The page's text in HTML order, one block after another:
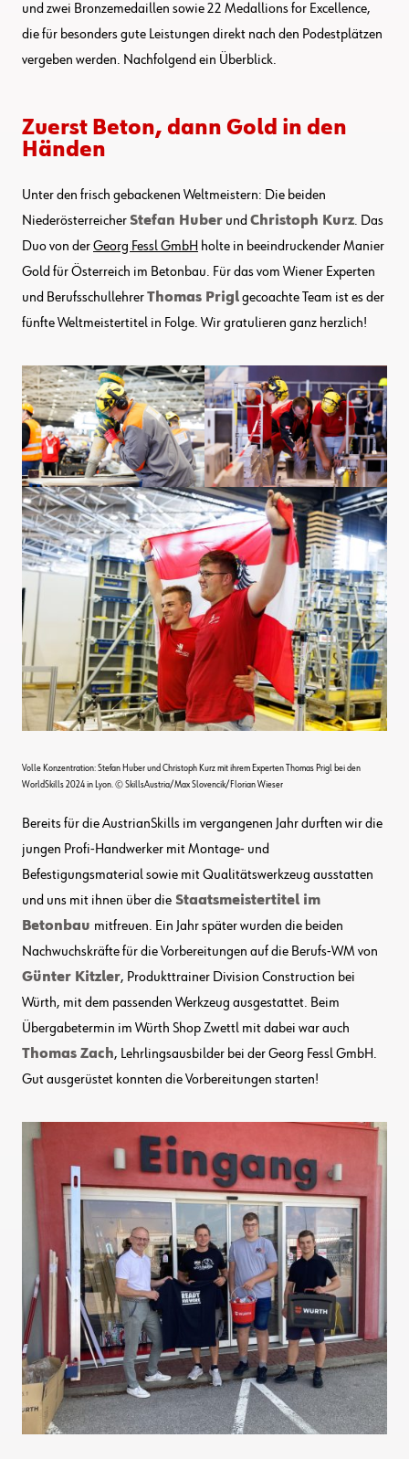
und zwei Bronzemedaillen sowie 22 Medallions for Excellence,
die für besonders gute Leistungen direkt nach den Podestplätzen
vergeben werden. Nachfolgend ein Überblick.
Zuerst Beton, dann Gold in den
Händen
Unter den frisch gebackenen Weltmeistern: Die beiden
NiederösterreicherStefan Huber und Christoph Kurz. Das
Duo von derGeorg Fessl GmbH holte in beeindruckender Manier
Gold für Österreich im Betonbau. Für das vom Wiener Experten
und BerufsschullehrerThomas Priglgecoachte Team ist es der
fünfte Weltmeistertitel in Folge. Wir gratulieren ganz herzlich!
Volle Konzentration: Stefan Huber und Christoph Kurz mit ihrem Experten Thomas Prigl bei den
WorldSkills 2024 in Lyon. © SkillsAustria/Max Slovencik/Florian Wieser
Bereits für die AustrianSkills im vergangenen Jahr durften wir die
jungen Profi-Handwerker mit Montage- und
Befestigungsmaterial sowie mit Qualitätswerkzeug ausstatten
und uns mit ihnen über die Staatsmeistertitel im
Betonbau mitfreuen. Ein Jahr später wurden die beiden
Nachwuchskräfte für die Vorbereitungen auf die Berufs-WM von
Günter Kitzler, Produkttrainer Division Construction bei
Würth, mit dem passenden Werkzeug ausgestattet. Beim
Übergabetermin im Würth Shop Zwettl mit dabei war auch
Thomas Zach, Lehrlingsausbilder bei der Georg Fessl GmbH.
Gut ausgerüstet konnten die Vorbereitungen starten!